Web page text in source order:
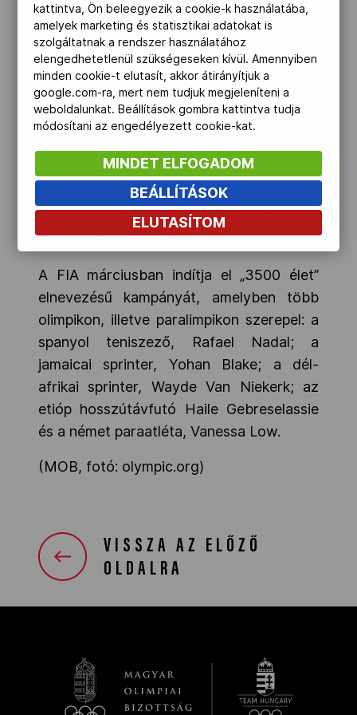
együttműködés további lehetőségeit. A
NOB segíti az FIA-t a biztonságos
vezetés eszméjének terjesztésében
csatornáin keresztül. „Jobbá és
biztonságosabbá tenni a világot mindenki
érdeke. Bízom benne, hogy a közös
munka erejével fel tudjuk hívni az emberek
figyelmét a biztonságos utak
fontosságára, és át tudjuk adni az
üzeneteinket” – fogalmazott Thomas
Bach NOB-elnök.
A FIA márciusban indítja el „3500 élet”
elnevezésű kampányát, amelyben több
olimpikon, illetve paralimpikon szerepel: a
spanyol teniszező, Rafael Nadal; a
jamaicai sprinter, Yohan Blake; a dél-
afrikai sprinter, Wayde Van Niekerk; az
etióp hosszútávfutó Haile Gebreselassie
és a német paraatléta, Vanessa Low.
(MOB, fotó: olympic.org)
VISSZA AZ ELŐZŐ
OLDALRA
kattintva, Ön beleegyezik a cookie-k használatába,
amelyek marketing és statisztikai adatokat is
szolgáltatnak a rendszer használatához
elengedhetetlenül szükségeseken kívül. Amennyiben
minden cookie-t elutasít, akkor átirányítjuk a
google.com-ra, mert nem tudjuk megjeleníteni a
weboldalunkat. Beállítások gombra kattintva tudja
módosítani az engedélyezett cookie-kat.
MINDET ELFOGADOM
BEÁLLÍTÁSOK
ELUTASÍTOM